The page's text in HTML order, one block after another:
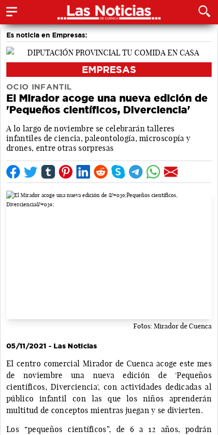
Es noticia en Empresas:
EMPRESAS
OCIO INFANTIL
El Mirador acoge una nueva edición de
'Pequeños científicos, Diverciencia'
A lo largo de noviembre se celebrarán talleres
infantiles de ciencia, paleontología, microscopía y
drones, entre otras sorpresas
Fotos: Mirador de Cuenca
05/11/2021 - Las Noticias
El centro comercial Mirador de Cuenca acoge este mes
de noviembre una nueva edición de 'Pequeños
científicos, Diverciencia', con actividades dedicadas al
público infantil con las que los niños aprenderán
multitud de conceptos mientras juegan y se divierten.
Los “pequeños científicos”, de 6 a 12 años, podrán